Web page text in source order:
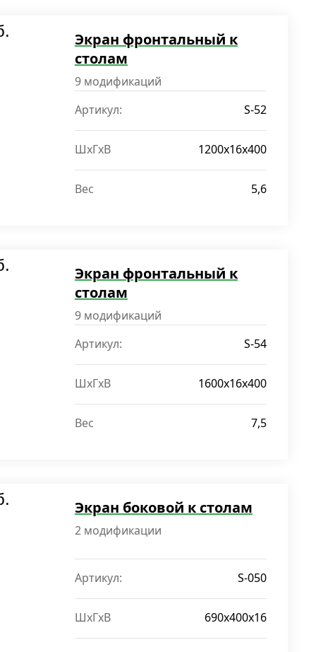
Экран фронтальный к
столам
9 модификаций
Артикул: S-52
ШxГxВ 1200х16х400
Вес 5,6
Экран фронтальный к
столам
9 модификаций
Артикул: S-54
ШxГxВ 1600х16х400
Вес 7,5
Экран боковой к столам
2 модификации
Артикул: S-050
ШxГxВ 690х400х16